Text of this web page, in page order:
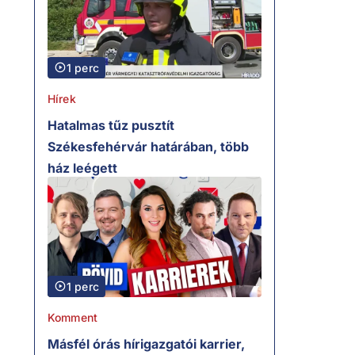
1 perc
Hírek
Hatalmas tűz pusztít
Székesfehérvár határában, több
ház leégett
1 perc
Komment
Másfél órás hírigazgatói karrier,